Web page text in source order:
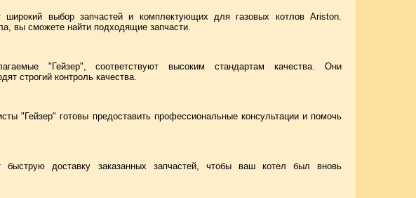
широкий выбор запчастей и комплектующих для газовых котлов Ariston.
вы сможете найти подходящие запчасти.
"Гейзер", соответствуют высоким стандартам качества. Они
строгий контроль качества.
"Гейзер" готовы предоставить профессиональные консультации и помочь
быструю доставку заказанных запчастей, чтобы ваш котел был вновь